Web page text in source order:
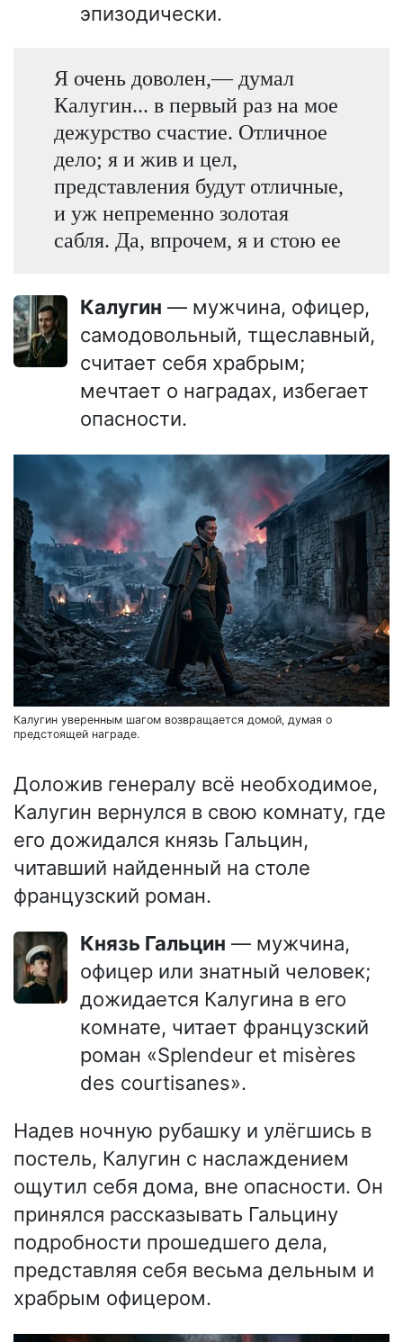
эпизодически.
Я очень доволен,— думал
Калугин... в первый раз на мое
дежурство счастие. Отличное
дело; я и жив и цел,
представления будут отличные,
и уж непременно золотая
сабля. Да, впрочем, я и стою ее
Калугин — мужчина, офицер,
самодовольный, тщеславный,
считает себя храбрым;
мечтает о наградах, избегает
опасности.
Калугин уверенным шагом возвращается домой, думая о
предстоящей награде.
Доложив генералу всё необходимое,
Калугин вернулся в свою комнату, где
его дожидался князь Гальцин,
читавший найденный на столе
французский роман.
Князь Гальцин — мужчина,
офицер или знатный человек;
дожидается Калугина в его
комнате, читает французский
роман «Splendeur et misères
des courtisanes».
Надев ночную рубашку и улёгшись в
постель, Калугин с наслаждением
ощутил себя дома, вне опасности. Он
принялся рассказывать Гальцину
подробности прошедшего дела,
представляя себя весьма дельным и
храбрым офицером.